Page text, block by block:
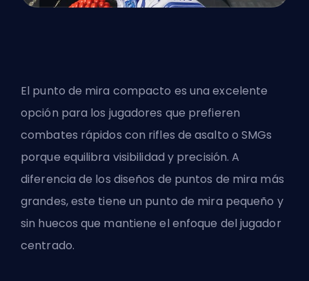
El punto de mira compacto es una excelente
opción para los jugadores que prefieren
combates rápidos con rifles de asalto o SMGs
porque equilibra visibilidad y precisión. A
diferencia de los diseños de puntos de mira más
grandes, este tiene un punto de mira pequeño y
sin huecos que mantiene el enfoque del jugador
centrado.